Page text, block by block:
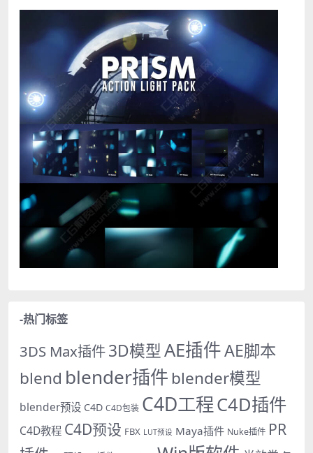
-热门标签
3DS Max插件3D模型AE插件AE脚本
blend blender插件 blender模型
blender预设 C4D C4D包装 C4D工程C4D插件
C4D教程 C4D预设 FBX LUT预设 Maya插件 Nuke插件 PR